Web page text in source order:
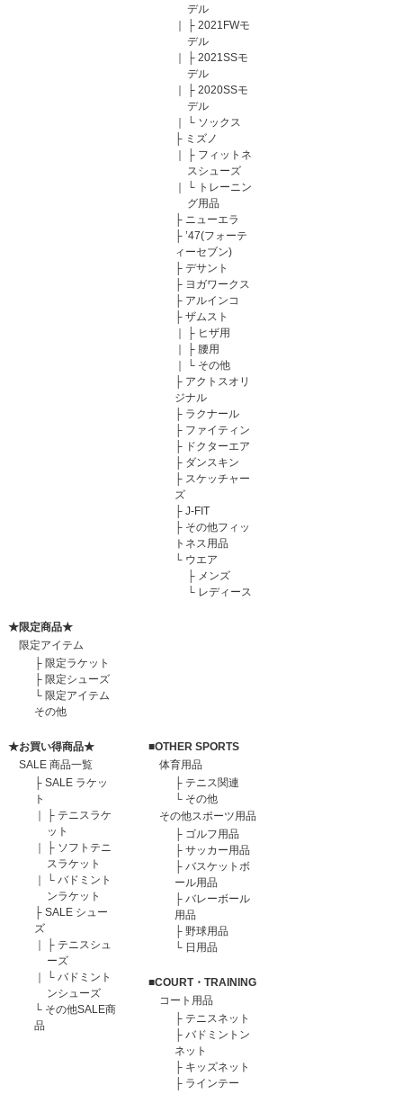
デル
｜
├ 2021FWモ
デル
｜
├ 2021SSモ
デル
｜
├ 2020SSモ
デル
｜
└ ソックス
├ ミズノ
｜
├ フィットネ
スシューズ
｜
└ トレーニン
グ用品
├ ニューエラ
├ ’47(フォーテ
ィーセブン)
├ デサント
├ ヨガワークス
├ アルインコ
├ ザムスト
｜
├ ヒザ用
｜
├ 腰用
｜
└ その他
├ アクトスオリ
ジナル
├ ラクナール
├ ファイティン
├ ドクターエア
├ ダンスキン
├ スケッチャー
ズ
├ J-FIT
├ その他フィッ
トネス用品
└ ウエア
├ メンズ
└ レディース
★限定商品★
限定アイテム
├ 限定ラケット
├ 限定シューズ
└ 限定アイテム
その他
★お買い得商品★
SALE 商品一覧
├ SALE ラケッ
ト
｜
├ テニスラケ
ット
｜
├ ソフトテニ
スラケット
｜
└ バドミント
ンラケット
├ SALE シュー
ズ
｜
├ テニスシュ
ーズ
｜
└ バドミント
ンシューズ
└ その他SALE商
品
■OTHER SPORTS
体育用品
├ テニス関連
└ その他
その他スポーツ用品
├ ゴルフ用品
├ サッカー用品
├ バスケットボ
ール用品
├ バレーボール
用品
├ 野球用品
└ 日用品
■COURT・TRAINING
コート用品
├ テニスネット
├ バドミントン
ネット
├ キッズネット
├ ラインテー